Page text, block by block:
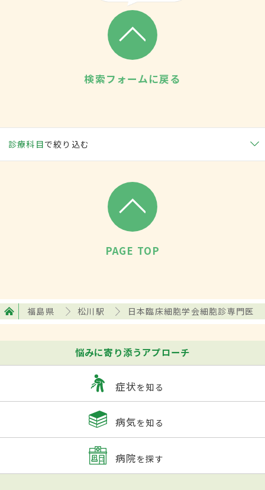
検索フォームに戻る
診療科目で絞り込む
PAGE TOP
福島県 松川駅 日本臨床細胞学会細胞診専門医
悩みに寄り添うアプローチ
症状を知る
病気を知る
病院を探す